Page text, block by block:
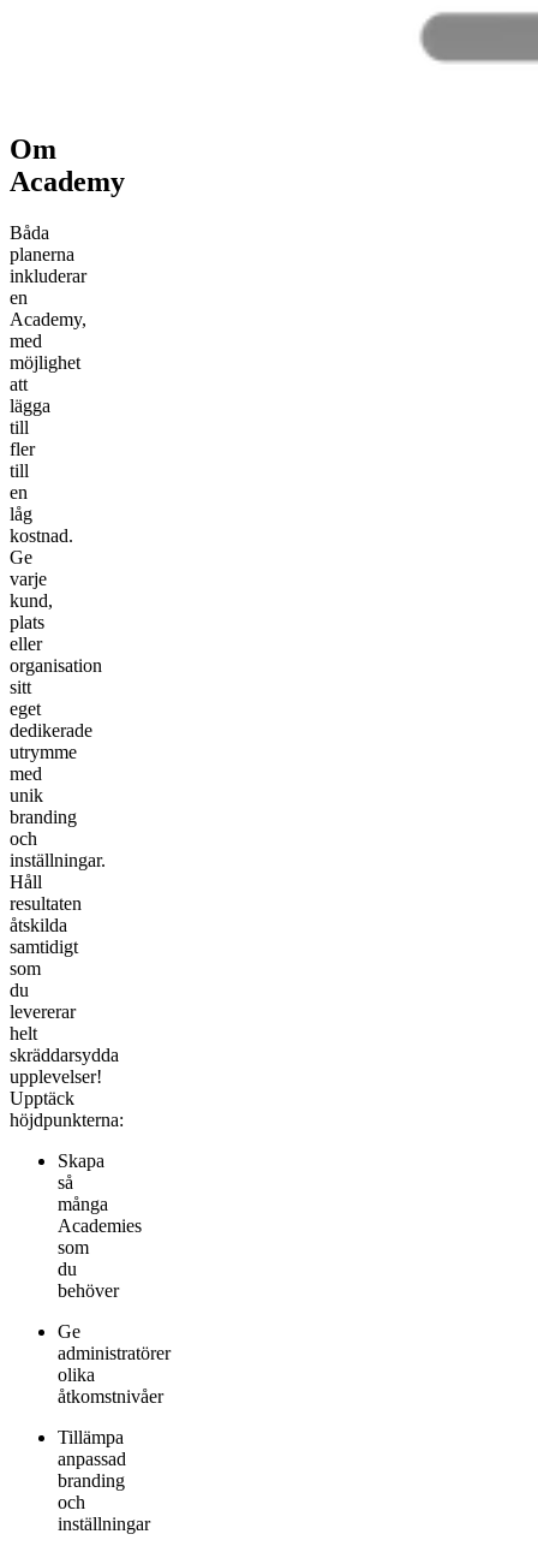
Om
Academy
Båda
planerna
inkluderar
en
Academy,
med
möjlighet
att
lägga
till
fler
till
en
låg
kostnad.
Ge
varje
kund,
plats
eller
organisation
sitt
eget
dedikerade
utrymme
med
unik
branding
och
inställningar.
Håll
resultaten
åtskilda
samtidigt
som
du
levererar
helt
skräddarsydda
upplevelser!
Upptäck
höjdpunkterna:
Skapa
så
många
Academies
som
du
behöver
Ge
administratörer
olika
åtkomstnivåer
Tillämpa
anpassad
branding
och
inställningar